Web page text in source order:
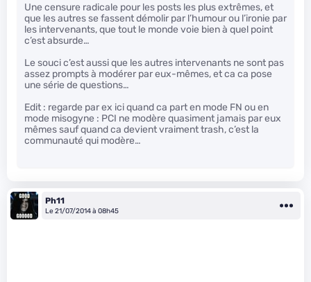
Une censure radicale pour les posts les plus extrêmes, et
que les autres se fassent démolir par l’humour ou l’ironie par
les intervenants, que tout le monde voie bien à quel point
c’est absurde…
Le souci c’est aussi que les autres intervenants ne sont pas
assez prompts à modérer par eux-mêmes, et ca ca pose
une série de questions…
Edit : regarde par ex ici quand ca part en mode FN ou en
mode misogyne : PCI ne modère quasiment jamais par eux
mêmes sauf quand ca devient vraiment trash, c’est la
communauté qui modère…
Ph11
Le 21/07/2014 à 08h45